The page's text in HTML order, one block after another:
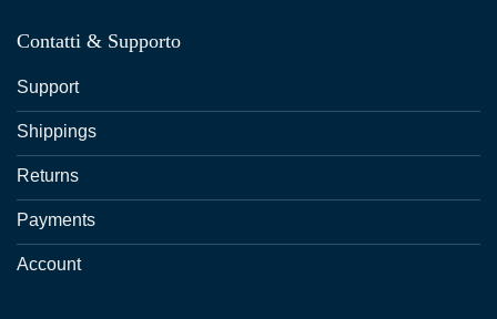
Contatti & Supporto
Support
Shippings
Returns
Payments
Account